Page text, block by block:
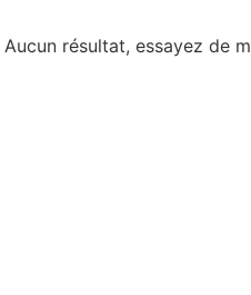
Aucun résultat, essayez de